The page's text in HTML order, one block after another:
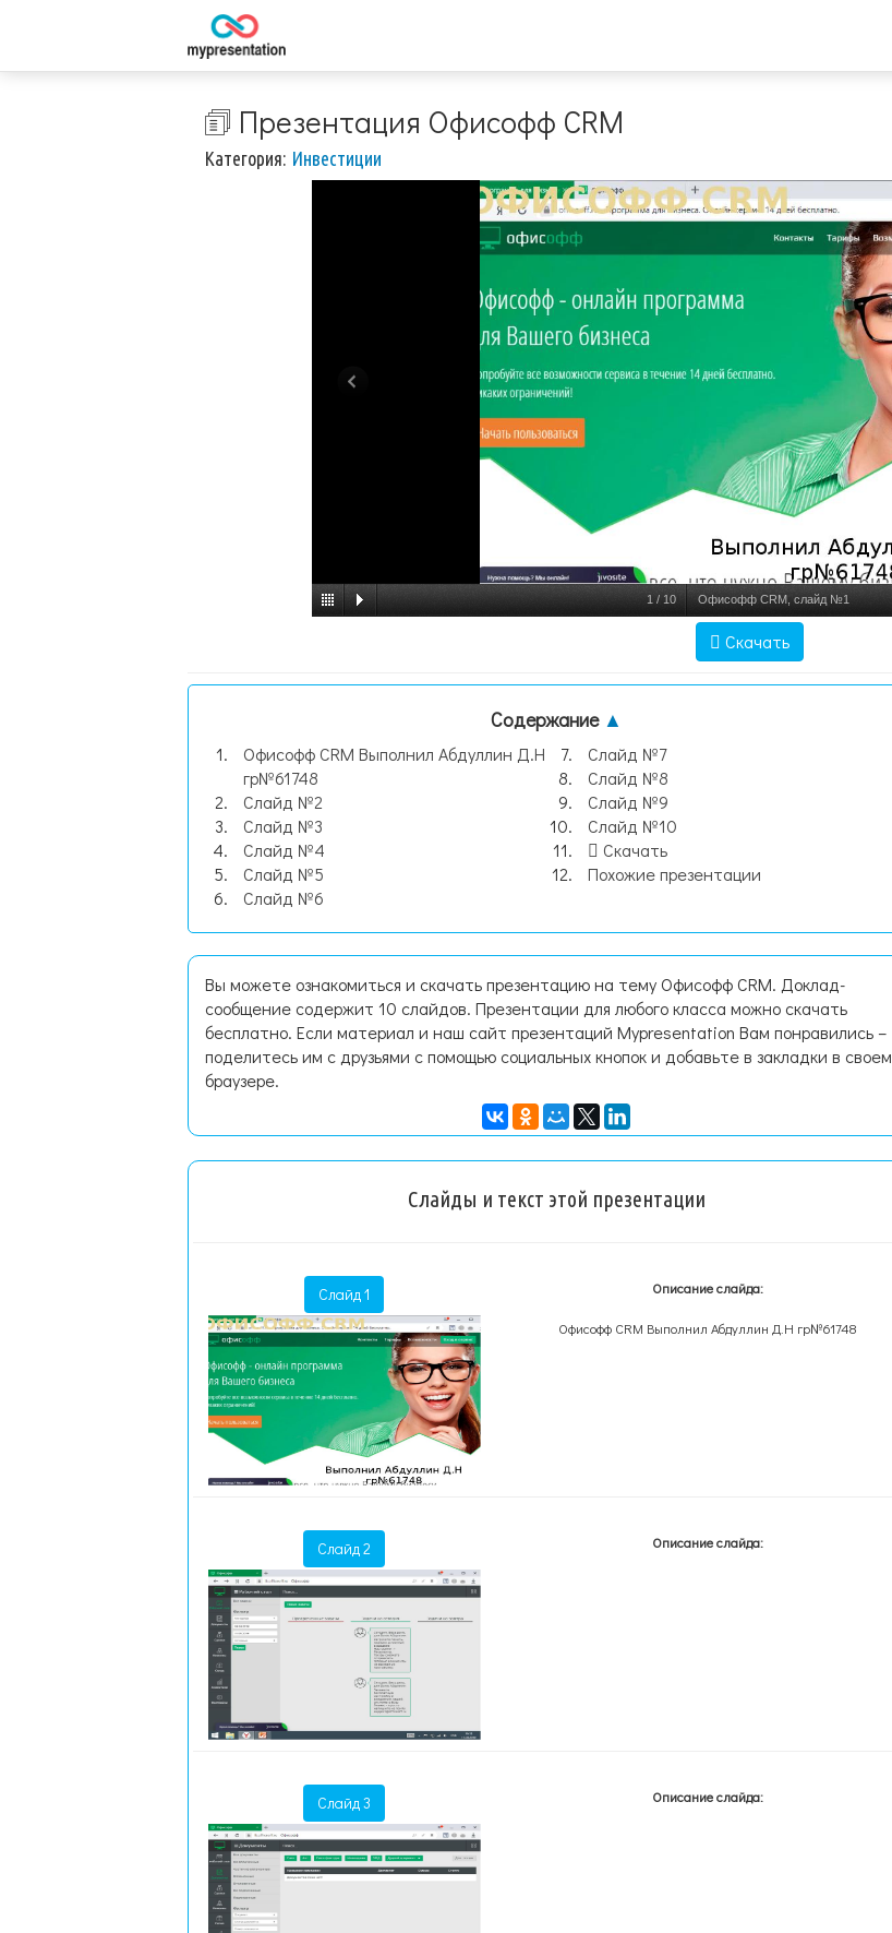
🗊 Презентация Офисофф CRM
Категория: Инвестиции
1 / 10 Офисофф CRM, слайд №1
Скачать
Содержание ▲
Офисофф CRM Выполнил Абдуллин Д.Н
гр№61748
Слайд №2
Слайд №3
Слайд №4
Слайд №5
Слайд №6
Слайд №7
Слайд №8
Слайд №9
Слайд №10
Скачать
Похожие презентации
Вы можете ознакомиться и скачать презентацию на тему Офисофф CRM. Доклад-
сообщение содержит 10 слайдов. Презентации для любого класса можно скачать
бесплатно. Если материал и наш сайт презентаций Mypresentation Вам понравились –
поделитесь им с друзьями с помощью социальных кнопок и добавьте в закладки в своем
браузере.
Слайды и текст этой презентации
Слайд 1 Описание слайда:
Офисофф CRM Выполнил Абдуллин Д.Н гр№61748
Слайд 2 Описание слайда:
Слайд 3 Описание слайда: